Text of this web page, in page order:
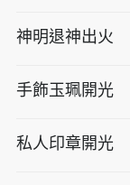
神明退神出火
手飾玉珮開光
私人印章開光